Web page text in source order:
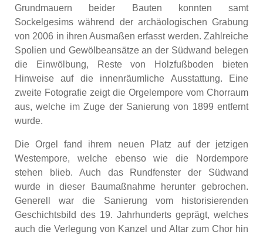
Grundmauern beider Bauten konnten samt
Sockelgesims während der archäologischen Grabung
von 2006 in ihren Ausmaßen erfasst werden. Zahlreiche
Spolien und Gewölbeansätze an der Südwand belegen
die Einwölbung, Reste von Holzfußboden bieten
Hinweise auf die innenräumliche Ausstattung. Eine
zweite Fotografie zeigt die Orgelempore vom Chorraum
aus, welche im Zuge der Sanierung von 1899 entfernt
wurde.
Die Orgel fand ihrem neuen Platz auf der jetzigen
Westempore, welche ebenso wie die Nordempore
stehen blieb. Auch das Rundfenster der Südwand
wurde in dieser Baumaßnahme herunter gebrochen.
Generell war die Sanierung vom historisierenden
Geschichtsbild des 19. Jahrhunderts geprägt, welches
auch die Verlegung von Kanzel und Altar zum Chor hin